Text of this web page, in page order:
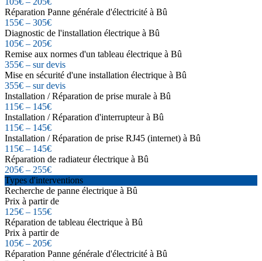
Réparation Panne générale d'électricité à Bû
155€ – 305€
Diagnostic de l'installation électrique à Bû
105€ – 205€
Remise aux normes d'un tableau électrique à Bû
355€ – sur devis
Mise en sécurité d'une installation électrique à Bû
355€ – sur devis
Installation / Réparation de prise murale à Bû
115€ – 145€
Installation / Réparation d'interrupteur à Bû
115€ – 145€
Installation / Réparation de prise RJ45 (internet) à Bû
115€ – 145€
Réparation de radiateur électrique à Bû
205€ – 255€
Types d'interventions
Recherche de panne électrique à Bû
Prix à partir de
125€ – 155€
Réparation de tableau électrique à Bû
Prix à partir de
105€ – 205€
Réparation Panne générale d'électricité à Bû